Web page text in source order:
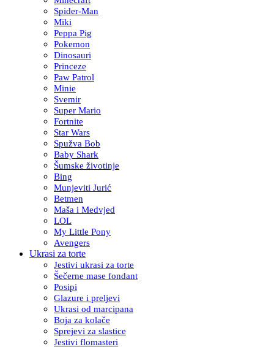
Spider-Man
Miki
Peppa Pig
Pokemon
Dinosauri
Princeze
Paw Patrol
Minie
Svemir
Super Mario
Fortnite
Star Wars
Spužva Bob
Baby Shark
Šumske životinje
Bing
Munjeviti Jurić
Betmen
Maša i Medvjed
LOL
My Little Pony
Avengers
Ukrasi za torte
Jestivi ukrasi za torte
Šečerne mase fondant
Posipi
Glazure i preljevi
Ukrasi od marcipana
Boja za kolače
Sprejevi za slastice
Jestivi flomasteri